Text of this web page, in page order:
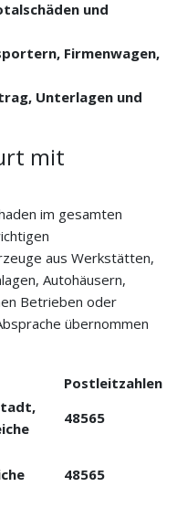
und
Firmenwagen,
Unterlagen und
mit
im gesamten
aus Werkstätten,
Autohäusern,
Betrieben oder
übernommen
Postleitzahlen
48565
48565